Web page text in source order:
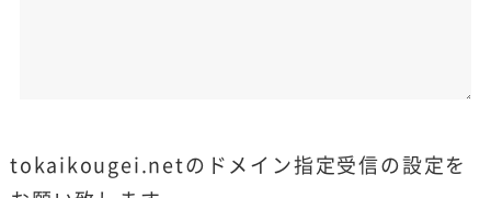
tokaikougei.netのドメイン指定受信の設定を